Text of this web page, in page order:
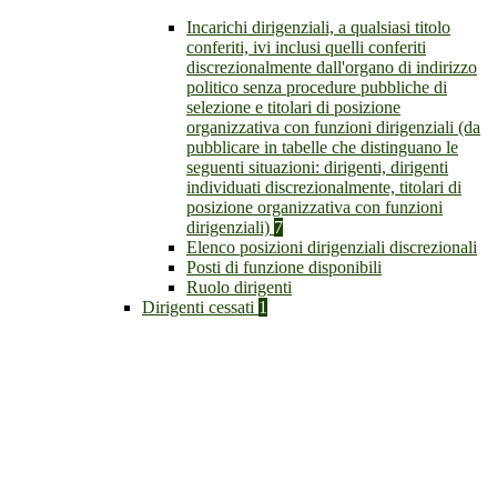
Incarichi dirigenziali, a qualsiasi titolo
conferiti, ivi inclusi quelli conferiti
discrezionalmente dall'organo di indirizzo
politico senza procedure pubbliche di
selezione e titolari di posizione
organizzativa con funzioni dirigenziali (da
pubblicare in tabelle che distinguano le
seguenti situazioni: dirigenti, dirigenti
individuati discrezionalmente, titolari di
posizione organizzativa con funzioni
dirigenziali) 7
Elenco posizioni dirigenziali discrezionali
Posti di funzione disponibili
Ruolo dirigenti
Dirigenti cessati 1